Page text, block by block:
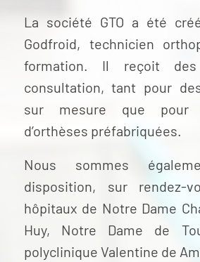
La société GTO a été
Godfroid, technicien
formation. Il reçoit
consultation, tant pour
sur mesure que pour
d’orthèses préfabriquées.
Nous sommes
disposition, sur rendez-
hôpitaux de Notre Dame
Huy, Notre Dame de
polyclinique Valentine de